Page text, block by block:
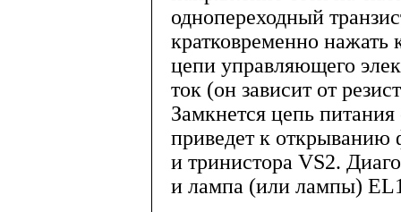
однопереходный
кратковременно на­жать
цепи управляющего
ток (он зависит от
Замкнется цепь питания
приведет к открыванию
и тринистора VS2.
и лампа (или лампы)